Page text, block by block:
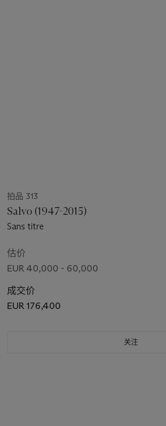
拍品 313
Salvo (1947-2015)
Sans titre
估价
EUR 40,000 - 60,000
成交价
EUR 176,400
关注